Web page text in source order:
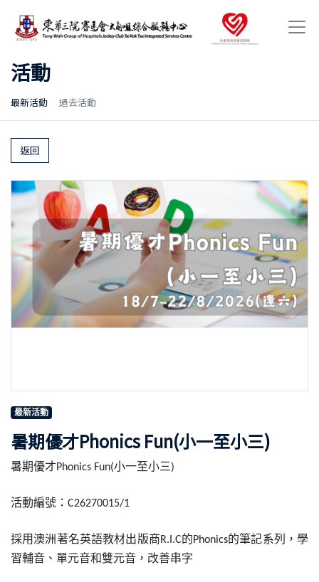
活動
最新活動 過去活動
返回
最新活動
暑期優才Phonics Fun(小一至小三)
暑期優才Phonics Fun(小一至小三)
活動編號： C26270015/1
採用澳洲著名英語教材出版商R.I.C的Phonics的筆記系列，學
習輔音、單元音和雙元⾳ ，改善串字